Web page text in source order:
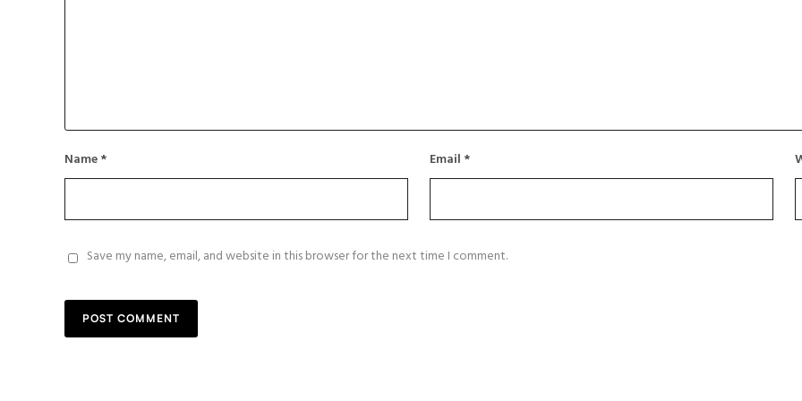
Name* Email *
Save my name, email, and website in this browser for the next time I comment.